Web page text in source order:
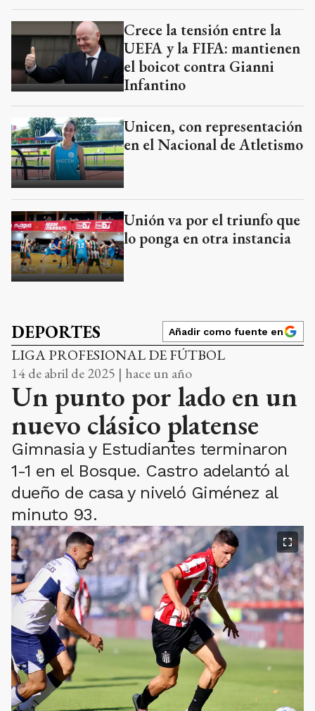
Crece la tensión entre la
UEFA y la FIFA: mantienen
el boicot contra Gianni
Infantino
Unicen, con representación
en el Nacional de Atletismo
Unión va por el triunfo que
lo ponga en otra instancia
DEPORTES Añadir como fuente en
LIGA PROFESIONAL DE FÚTBOL
14 de abril de 2025 | hace un año
Un punto por lado en un
nuevo clásico platense
Gimnasia y Estudiantes terminaron
1-1 en el Bosque. Castro adelantó al
dueño de casa y niveló Giménez al
minuto 93.